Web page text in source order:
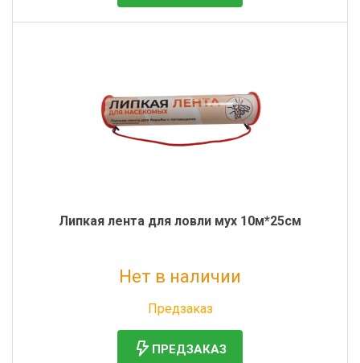
Липкая лента для ловли мух 10м*25см
Нет в наличии
Предзаказ
ПРЕДЗАКАЗ